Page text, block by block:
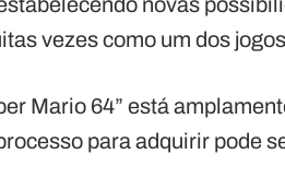
vezes como um dos
Mario 64” está
para adquirir pode